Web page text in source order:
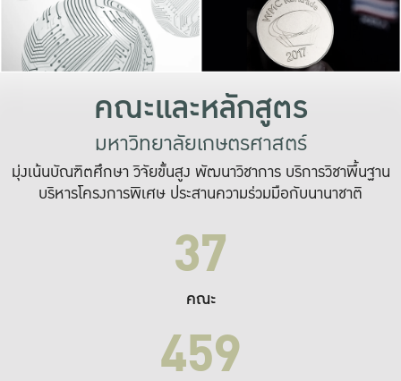
เปลี่ยนแปลง แล
เพื่อทำง
ระบบสารสนเทศ
คณะและหลักสูตร
มหาวิทยาลัยเกษตรศาสตร์
มุ่งเน้นบัณฑิตศึกษา วิจัยขั้นสูง พัฒนาวิชาการ บริการวิชาพื้นฐาน
บริหารโครงการพิเศษ ประสานความร่วมมือกับนานาชาติ
37
คณะ
459